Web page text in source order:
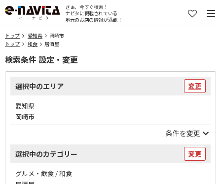
さぁ、今すぐ検索！
ナビタに掲載されている
地元のお店の情報が満載！
トップ 愛知県
岡崎市
トップ
和食 居酒屋
検索条件 設定・変更
選択中のエリア 変更
愛知県
岡崎市
条件を変更
選択中のカテゴリー 変更
グルメ・飲食 / 和食